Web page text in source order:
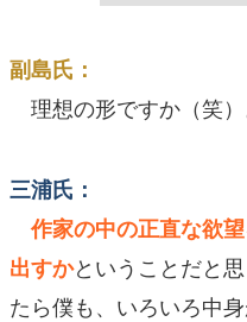
副島氏：
理想の形ですか（笑）
三浦氏：
作家の中の正直な欲
出すかということだと
たら僕も、いろいろ中